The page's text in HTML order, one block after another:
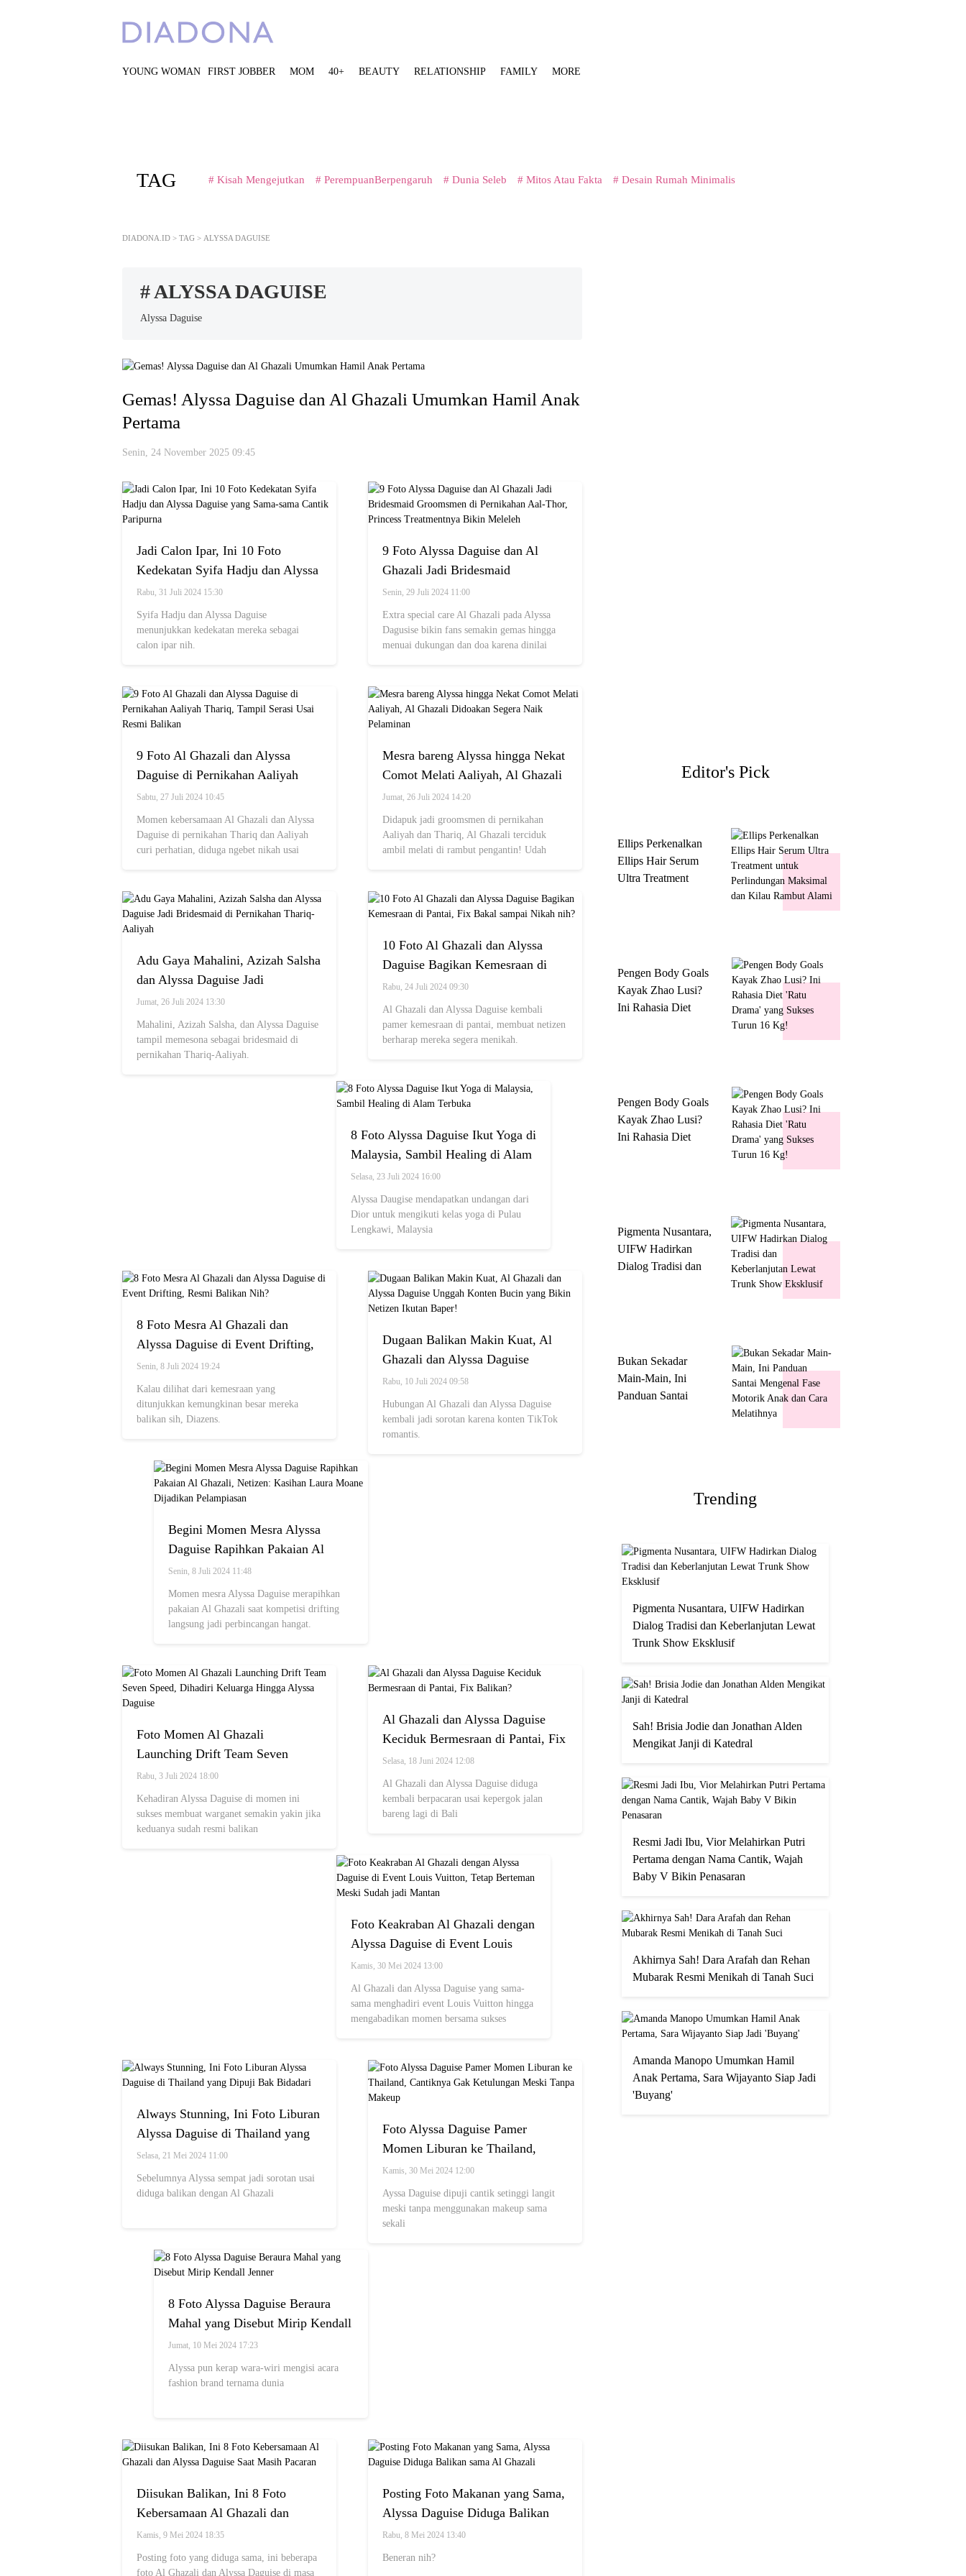
YOUNG WOMAN FIRST JOBBER MOM 40+ BEAUTY RELATIONSHIP FAMILY MORE
TAG # Kisah Mengejutkan # PerempuanBerpengaruh # Dunia Seleb # Mitos Atau Fakta # Desain Rumah Minimalis
DIADONA.ID > TAG > ALYSSA DAGUISE
# ALYSSA DAGUISE
Alyssa Daguise
Gemas! Alyssa Daguise dan Al Ghazali Umumkan Hamil Anak
Pertama
Senin, 24 November 2025 09:45
Jadi Calon Ipar, Ini 10 Foto
Kedekatan Syifa Hadju dan Alyssa
Daguise yang Sama-sama Cantik
Paripurna
Rabu, 31 Juli 2024 15:30
Syifa Hadju dan Alyssa Daguise
menunjukkan kedekatan mereka sebagai
calon ipar nih.
9 Foto Alyssa Daguise dan Al
Ghazali Jadi Bridesmaid
Groomsmen di Pernikahan Aal-
Thor, Princess Treatmentnya Bikin
Meleleh
Senin, 29 Juli 2024 11:00
Extra special care Al Ghazali pada Alyssa
Dagusise bikin fans semakin gemas hingga
menuai dukungan dan doa karena dinilai
9 Foto Al Ghazali dan Alyssa
Daguise di Pernikahan Aaliyah
Thariq, Tampil Serasi Usai Resmi
Balikan
Sabtu, 27 Juli 2024 10:45
Momen kebersamaan Al Ghazali dan Alyssa
Daguise di pernikahan Thariq dan Aaliyah
curi perhatian, diduga ngebet nikah usai
Mesra bareng Alyssa hingga Nekat
Comot Melati Aaliyah, Al Ghazali
Didoakan Segera Naik Pelaminan
Jumat, 26 Juli 2024 14:20
Didapuk jadi groomsmen di pernikahan
Aaliyah dan Thariq, Al Ghazali terciduk
ambil melati di rambut pengantin! Udah
Adu Gaya Mahalini, Azizah Salsha
dan Alyssa Daguise Jadi
Bridesmaid di Pernikahan Thariq-
Aaliyah
Jumat, 26 Juli 2024 13:30
Mahalini, Azizah Salsha, dan Alyssa Daguise
tampil memesona sebagai bridesmaid di
pernikahan Thariq-Aaliyah.
10 Foto Al Ghazali dan Alyssa
Daguise Bagikan Kemesraan di
Pantai, Fix Bakal sampai Nikah
nih?
Rabu, 24 Juli 2024 09:30
Al Ghazali dan Alyssa Daguise kembali
pamer kemesraan di pantai, membuat netizen
berharap mereka segera menikah.
8 Foto Alyssa Daguise Ikut Yoga di
Malaysia, Sambil Healing di Alam
Terbuka
Selasa, 23 Juli 2024 16:00
Alyssa Daugise mendapatkan undangan dari
Dior untuk mengikuti kelas yoga di Pulau
Lengkawi, Malaysia
Dugaan Balikan Makin Kuat, Al
Ghazali dan Alyssa Daguise
Unggah Konten Bucin yang Bikin
Netizen Ikutan Baper!
Rabu, 10 Juli 2024 09:58
Hubungan Al Ghazali dan Alyssa Daguise
kembali jadi sorotan karena konten TikTok
romantis.
8 Foto Mesra Al Ghazali dan
Alyssa Daguise di Event Drifting,
Resmi Balikan Nih?
Senin, 8 Juli 2024 19:24
Kalau dilihat dari kemesraan yang
ditunjukkan kemungkinan besar mereka
balikan sih, Diazens.
Begini Momen Mesra Alyssa
Daguise Rapihkan Pakaian Al
Ghazali, Netizen: Kasihan Laura
Moane Dijadikan Pelampiasan
Senin, 8 Juli 2024 11:48
Momen mesra Alyssa Daguise merapihkan
pakaian Al Ghazali saat kompetisi drifting
langsung jadi perbincangan hangat.
Foto Momen Al Ghazali
Launching Drift Team Seven
Speed, Dihadiri Keluarga Hingga
Alyssa Daguise
Rabu, 3 Juli 2024 18:00
Kehadiran Alyssa Daguise di momen ini
sukses membuat warganet semakin yakin jika
keduanya sudah resmi balikan
Al Ghazali dan Alyssa Daguise
Keciduk Bermesraan di Pantai, Fix
Balikan?
Selasa, 18 Juni 2024 12:08
Al Ghazali dan Alyssa Daguise diduga
kembali berpacaran usai kepergok jalan
bareng lagi di Bali
Foto Keakraban Al Ghazali dengan
Alyssa Daguise di Event Louis
Vuitton, Tetap Berteman Meski
Sudah jadi Mantan
Kamis, 30 Mei 2024 13:00
Al Ghazali dan Alyssa Daguise yang sama-
sama menghadiri event Louis Vuitton hingga
mengabadikan momen bersama sukses
Foto Alyssa Daguise Pamer
Momen Liburan ke Thailand,
Cantiknya Gak Ketulungan Meski
Tanpa Makeup
Kamis, 30 Mei 2024 12:00
Ayssa Daguise dipuji cantik setinggi langit
meski tanpa menggunakan makeup sama
sekali
Always Stunning, Ini Foto Liburan
Alyssa Daguise di Thailand yang
Dipuji Bak Bidadari
Selasa, 21 Mei 2024 11:00
Sebelumnya Alyssa sempat jadi sorotan usai
diduga balikan dengan Al Ghazali
8 Foto Alyssa Daguise Beraura
Mahal yang Disebut Mirip Kendall
Jenner
Jumat, 10 Mei 2024 17:23
Alyssa pun kerap wara-wiri mengisi acara
fashion brand ternama dunia
Diisukan Balikan, Ini 8 Foto
Kebersamaan Al Ghazali dan
Alyssa Daguise Saat Masih
Pacaran
Kamis, 9 Mei 2024 18:35
Posting foto yang diduga sama, ini beberapa
foto Al Ghazali dan Alyssa Daguise di masa
Posting Foto Makanan yang Sama,
Alyssa Daguise Diduga Balikan
sama Al Ghazali
Rabu, 8 Mei 2024 13:40
Beneran nih?
Editor's Pick
Ellips Perkenalkan
Ellips Hair Serum
Ultra Treatment
Pengen Body Goals
Kayak Zhao Lusi?
Ini Rahasia Diet
Pengen Body Goals
Kayak Zhao Lusi?
Ini Rahasia Diet
Pigmenta Nusantara,
UIFW Hadirkan
Dialog Tradisi dan
Bukan Sekadar
Main-Main, Ini
Panduan Santai
Trending
Pigmenta Nusantara, UIFW Hadirkan
Dialog Tradisi dan Keberlanjutan Lewat
Trunk Show Eksklusif
Sah! Brisia Jodie dan Jonathan Alden
Mengikat Janji di Katedral
Resmi Jadi Ibu, Vior Melahirkan Putri
Pertama dengan Nama Cantik, Wajah
Baby V Bikin Penasaran
Akhirnya Sah! Dara Arafah dan Rehan
Mubarak Resmi Menikah di Tanah Suci
Amanda Manopo Umumkan Hamil
Anak Pertama, Sara Wijayanto Siap Jadi
'Buyang'